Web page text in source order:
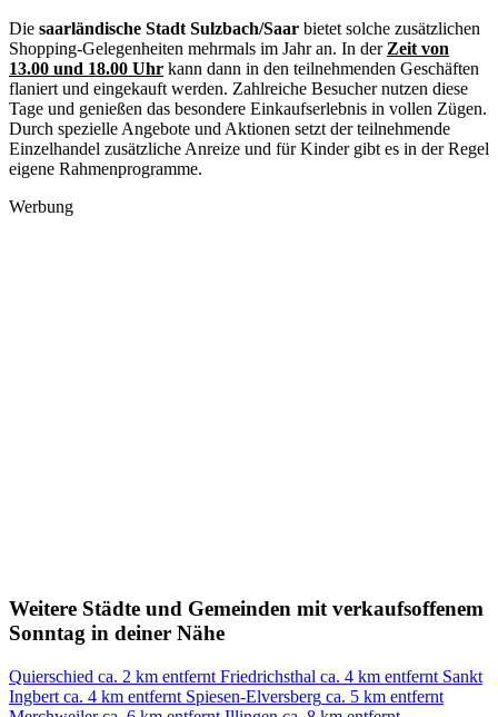
Die saarländische Stadt Sulzbach/Saar bietet solche zusätzlichen
Shopping-Gelegenheiten mehrmals im Jahr an. In der Zeit von
13.00 und 18.00 Uhr kann dann in den teilnehmenden Geschäften
flaniert und eingekauft werden. Zahlreiche Besucher nutzen diese
Tage und genießen das besondere Einkaufserlebnis in vollen Zügen.
Durch spezielle Angebote und Aktionen setzt der teilnehmende
Einzelhandel zusätzliche Anreize und für Kinder gibt es in der Regel
eigene Rahmenprogramme.
Werbung
Weitere Städte und Gemeinden mit verkaufsoffenem
Sonntag in deiner Nähe
Quierschied ca. 2 km entfernt Friedrichsthal ca. 4 km entfernt Sankt
Ingbert ca. 4 km entfernt Spiesen-Elversberg ca. 5 km entfernt